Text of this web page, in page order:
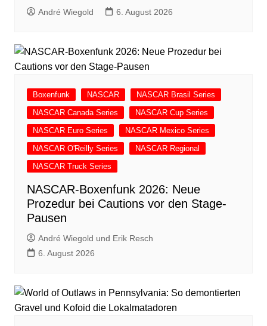
André Wiegold 6. August 2026
Boxenfunk NASCAR
NASCAR Brasil Series
NASCAR Canada Series
NASCAR Cup Series
NASCAR Euro Series
NASCAR Mexico Series
NASCAR O'Reilly Series
NASCAR Regional
NASCAR Truck Series
NASCAR-Boxenfunk 2026: Neue
Prozedur bei Cautions vor den Stage-
Pausen
André Wiegold und Erik Resch
6. August 2026